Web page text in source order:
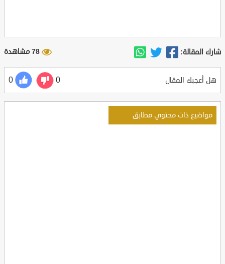
شارك المقالة: 78 مشاهدة
هل أعجبك المقال 0
0
مواضيع ذات محتوي مطابق